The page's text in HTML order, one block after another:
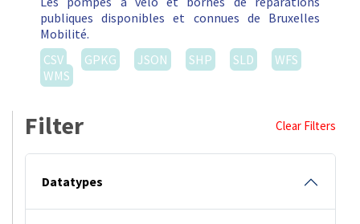
publiques disponibles et connues de Bruxelles
Mobilité.
CSV
GPKG JSON SHP SLD
WFS
WMS
Filter Clear Filters
Datatypes